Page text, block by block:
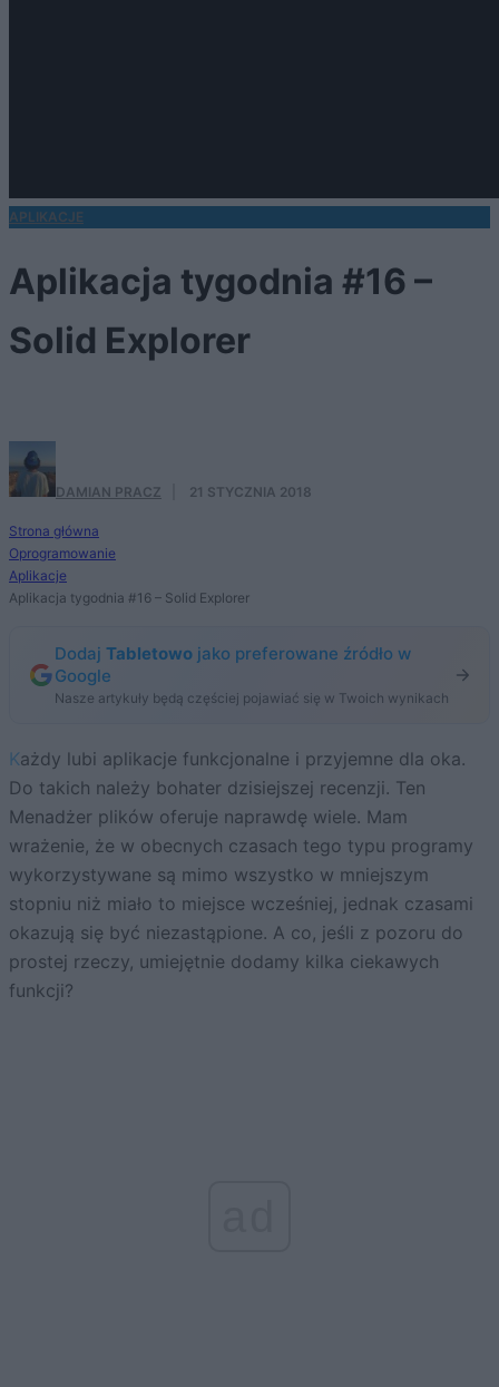
APLIKACJE
Aplikacja tygodnia #16 –
Solid Explorer
DAMIAN PRACZ 21 STYCZNIA 2018
Strona główna
Oprogramowanie
Aplikacje
Aplikacja tygodnia #16 – Solid Explorer
Dodaj Tabletowo jako preferowane źródło w
Google
Nasze artykuły będą częściej pojawiać się w Twoich wynikach
Każdy lubi aplikacje funkcjonalne i przyjemne dla oka.
Do takich należy bohater dzisiejszej recenzji. Ten
Menadżer plików oferuje naprawdę wiele. Mam
wrażenie, że w obecnych czasach tego typu programy
wykorzystywane są mimo wszystko w mniejszym
stopniu niż miało to miejsce wcześniej, jednak czasami
okazują się być niezastąpione. A co, jeśli z pozoru do
prostej rzeczy, umiejętnie dodamy kilka ciekawych
funkcji?